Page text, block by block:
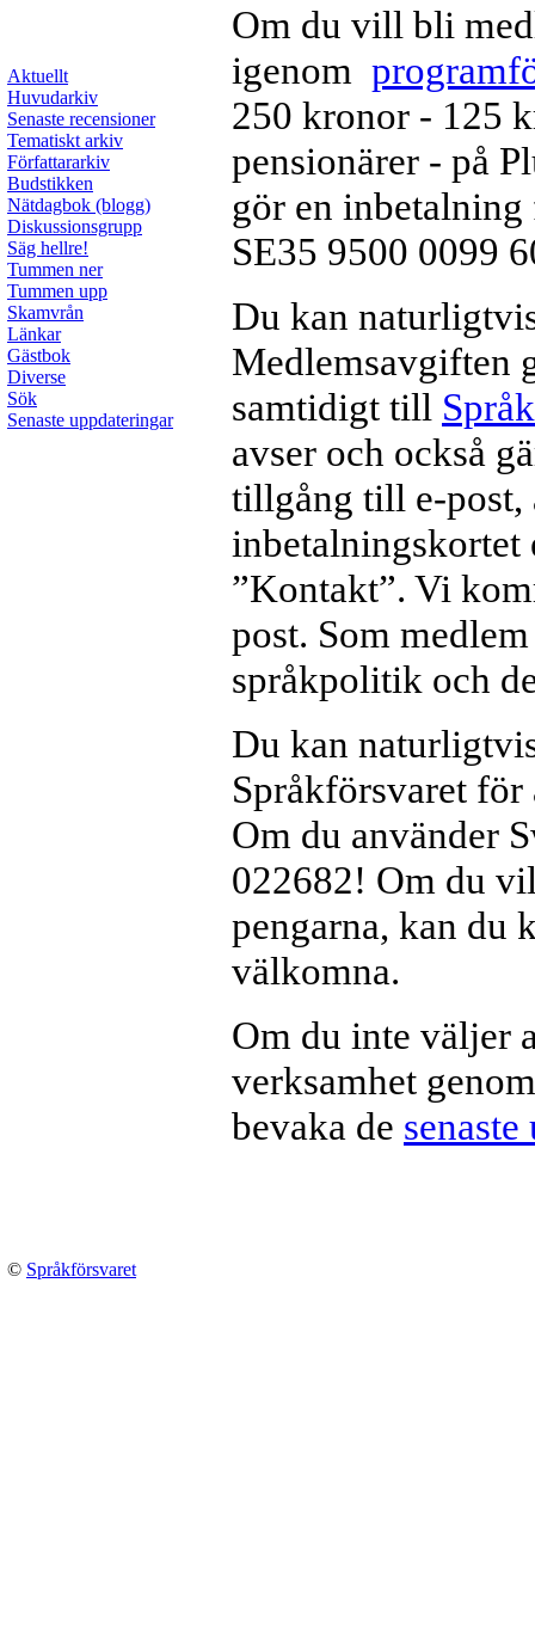
Aktuellt
Huvudarkiv
Senaste recensioner
Tematiskt arkiv
Författararkiv
Budstikken
Nätdagbok (blogg)
Diskussionsgrupp
Säg hellre!
Tummen ner
Tummen upp
Skamvrån
Länkar
Gästbok
Diverse
Sök
Senaste uppdateringar
Om du vill bli
igenom
250 kronor - 125
pensionärer - på
gör en
SE35 9500 0099
Du kan
Medlemsavgiften
samtidigt till
avser och också
tillgång till e-post,
inbetalningskortet
”Kontakt”. Vi
post. Som
språkpolitik och
Du kan
Språkförsvaret för
Om du använder
022682! Om du
pengarna, kan du
välkomna.
Om du inte väljer
verksamhet
bevaka de
© Språkförsvaret